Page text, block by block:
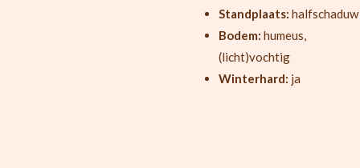
Standplaats: halfschaduw
Bodem: humeus,
(licht)vochtig
Winterhard: ja